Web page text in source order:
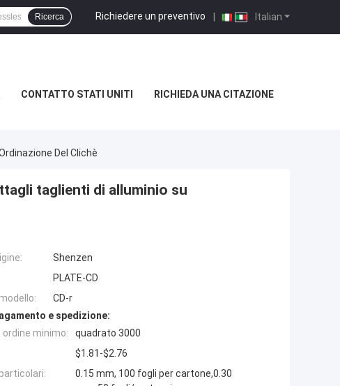
Italian
Richiedere un preventivo |
Ricerca
CONTATTO STATI UNITI RICHIEDA UNA CITAZIONE
Del Clichè
taglienti di alluminio su
Shenzen
PLATE-CD
CD-r
e spedizione:
minimo:
quadrato 3000
$1.81-$2.76
0.15 mm, 100 fogli per cartone,0.30